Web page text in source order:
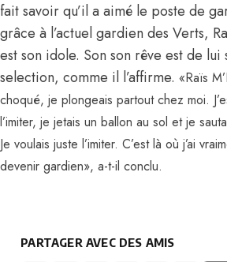
fait savoir qu’il a aimé le poste de
grâce à l’actuel gardien des Verts,
est son idole. Son son rêve est de lui
selection, comme il l’affirme. «Raïs
choqué, je plongeais partout chez moi.
l’imiter, je jetais un ballon au sol et je
Je voulais juste l’imiter. C’est là où j’ai
devenir gardien», a-t-il conclu.
PARTAGER AVEC DES AMIS